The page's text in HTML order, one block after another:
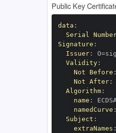
Public Key
data :
Serial
Signature :
Issuer:
Validity:
Not Before :
Not After:
Algorithm:
name :
namedCurve :
Subject :
extraNames :